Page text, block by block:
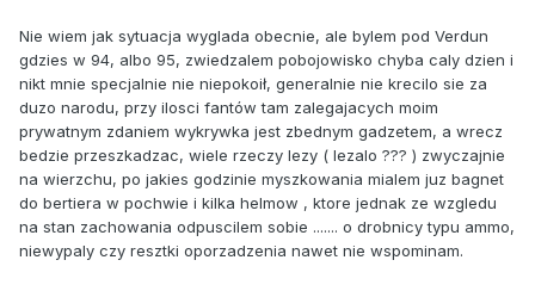
Nie wiem jak sytuacja wyglada obecnie, ale bylem pod Verdun
gdzies w 94, albo 95, zwiedzalem pobojowisko chyba caly dzien i
nikt mnie specjalnie nie niepokoił, generalnie nie krecilo sie za
duzo narodu, przy ilosci fantów tam zalegajacych moim
prywatnym zdaniem wykrywka jest zbednym gadzetem, a wrecz
bedzie przeszkadzac, wiele rzeczy lezy ( lezalo ??? ) zwyczajnie
na wierzchu, po jakies godzinie myszkowania mialem juz bagnet
do bertiera w pochwie i kilka helmow , ktore jednak ze wzgledu
na stan zachowania odpuscilem sobie ....... o drobnicy typu ammo,
niewypaly czy resztki oporzadzenia nawet nie wspominam.